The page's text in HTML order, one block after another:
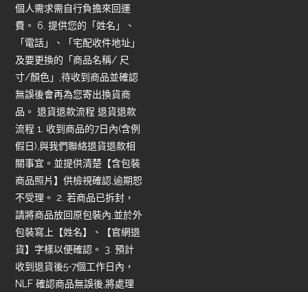
個人需求需自行負擔來回運
費。 6. 提供您的「姓名」、
「電話」、「宅配收件地址」
及要更換的「商品名稱/ 尺
寸/顏色」,待收到商品並確認
無誤後會再為您寄出換貨商
品。 退貨退款流程 退貨退款
流程 1. 收到商品的7日內(含例
假日),與我們聯絡退貨退款相
關事宜。並提供清楚【含包裝
商品照片】供檢視確認,逾期恕
不受理。 2. 若商品已拆封，
請將商品放回原包裝內,並於外
包裝寫上【姓名】、【官網退
貨】字樣以便確認。 3. 預計
收到退貨後5-7個工作日內，
NLF 確認商品無誤後,將處理